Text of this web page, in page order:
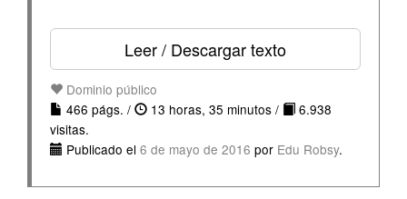
Leer / Descargar texto
Dominio público
466 págs. /
13 horas, 35 minutos /
6.938
visitas.
Publicado el 6 de mayo de 2016 por Edu Robsy.